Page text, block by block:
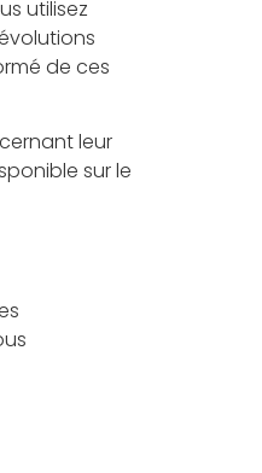
utilisez
de ces
leur
sur le